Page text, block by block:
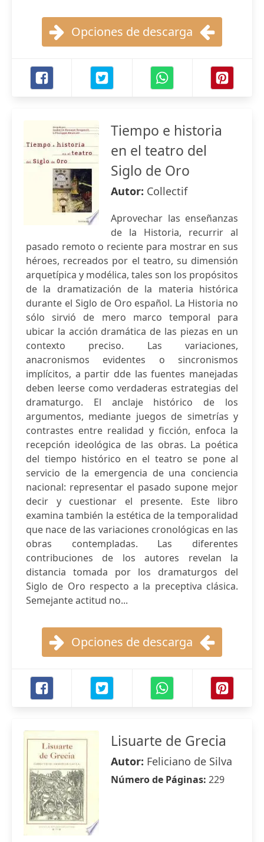
Opciones de descarga
Tiempo e historia
en el teatro del
Siglo de Oro
Autor: Collectif
Aprovechar las enseñanzas
de la Historia, recurrir al
pasado remoto o reciente para mostrar en sus
héroes, recreados por el teatro, su dimensión
arquetípica y modélica, tales son los propósitos
de la dramatización de la materia histórica
durante el Siglo de Oro español. La Historia no
sólo sirvió de mero marco temporal para
ubicar la acción dramática de las piezas en un
contexto preciso. Las variaciones,
anacronismos evidentes o sincronismos
implícitos, a partir dde las fuentes manejadas
deben leerse como verdaderas estrategias del
dramaturgo. El anclaje histórico de los
argumentos, mediante juegos de simetrías y
contrastes entre realidad y ficción, enfoca la
recepción ideológica de las obras. La poética
del tiempo histórico en el teatro se pone al
servicio de la emergencia de una conciencia
nacional: representar el pasado supone mejor
decir y cuestionar el presente. Este libro
examina también la estética de la temporalidad
que nace de las variaciones cronológicas en las
obras contempladas. Las diferentes
contribuciones de los autores revelan la
distancia tomada por los dramaturgos del
Siglo de Oro respecto a la preceptiva clásica.
Semejante actitud no...
Opciones de descarga
Lisuarte de Grecia
Autor: Feliciano de Silva
Número de Páginas: 229